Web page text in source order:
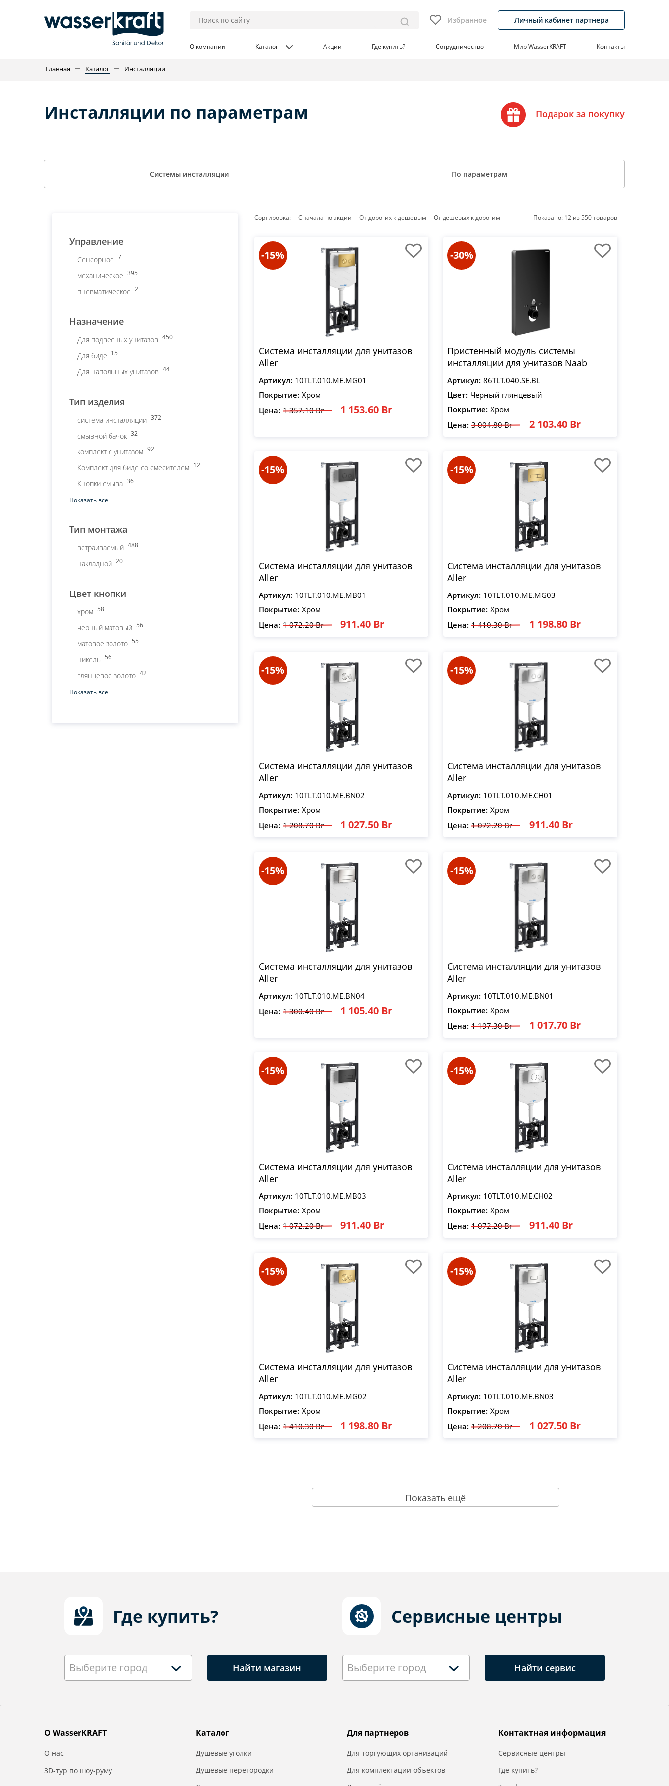
Избранное Личный кабинет партнера
О компании Каталог Акции Где купить? Сотрудничество Мир WasserKRAFT Контакты
Главная Каталог Инсталляции
Инсталляции по параметрам Подарок за покупку
Системы инсталляции По параметрам
Управление
Сенсорное 7
механическое 395
пневматическое 2
Назначение
Для подвесных унитазов 450
Для биде 15
Для напольных унитазов 44
Тип изделия
система инсталляции 372
смывной бачок 32
комплект с унитазом 92
Комплект для биде со смесителем 12
Кнопки смыва 36
Показать все
Тип монтажа
встраиваемый 488
накладной 20
Цвет кнопки
хром 58
черный матовый 56
матовое золото 55
никель 56
глянцевое золото 42
Показать все
Показано: 12 из 550товаров
Сортировка: Сначала по акции От дорогих к дешевым От дешевых к дорогим
-15%
Система инсталляции для унитазов
Aller
Артикул: 10TLT.010.ME.MG01
Покрытие: Хром
Цена: 1 357.10 Br 1 153.60 Br
-30%
Пристенный модуль системы
инсталляции для унитазов Naab
Артикул: 86TLT.040.SE.BL
Цвет: Черный глянцевый
Покрытие: Хром
Цена: 3 004.80 Br 2 103.40 Br
-15%
Система инсталляции для унитазов
Aller
Артикул: 10TLT.010.ME.MB01
Покрытие: Хром
Цена: 1 072.20 Br 911.40 Br
-15%
Система инсталляции для унитазов
Aller
Артикул: 10TLT.010.ME.MG03
Покрытие: Хром
Цена: 1 410.30 Br 1 198.80 Br
-15%
Система инсталляции для унитазов
Aller
Артикул: 10TLT.010.ME.BN02
Покрытие: Хром
Цена: 1 208.70 Br 1 027.50 Br
-15%
Система инсталляции для унитазов
Aller
Артикул: 10TLT.010.ME.CH01
Покрытие: Хром
Цена: 1 072.20 Br 911.40 Br
-15%
Система инсталляции для унитазов
Aller
Артикул: 10TLT.010.ME.BN04
Цена: 1 300.40 Br 1 105.40 Br
-15%
Система инсталляции для унитазов
Aller
Артикул: 10TLT.010.ME.BN01
Покрытие: Хром
Цена: 1 197.30 Br 1 017.70 Br
-15%
Система инсталляции для унитазов
Aller
Артикул: 10TLT.010.ME.MB03
Покрытие: Хром
Цена: 1 072.20 Br 911.40 Br
-15%
Система инсталляции для унитазов
Aller
Артикул: 10TLT.010.ME.CH02
Покрытие: Хром
Цена: 1 072.20 Br 911.40 Br
-15%
Система инсталляции для унитазов
Aller
Артикул: 10TLT.010.ME.MG02
Покрытие: Хром
Цена: 1 410.30 Br 1 198.80 Br
-15%
Система инсталляции для унитазов
Aller
Артикул: 10TLT.010.ME.BN03
Покрытие: Хром
Цена: 1 208.70 Br 1 027.50 Br
Показать ещё
Где купить?
Выберите город Найти магазин
Сервисные центры
Выберите город Найти сервис
О WasserKRAFT
О нас
3D-тур по шоу-руму
Каталог
Душевые уголки
Душевые перегородки
Для партнеров
Для торгующих организаций
Для комплектации объектов
Контактная информация
Сервисные центры
Где купить?